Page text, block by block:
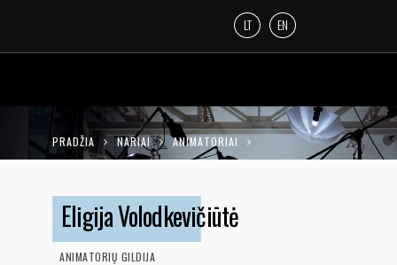
LT EN
PRADŽIA NARIAI ANIMATORIAI
Eligija Volodkevičiūtė
ANIMATORIŲ GILDIJA